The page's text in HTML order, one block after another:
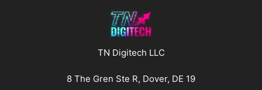
TN Digitech LLC
8 The Gren Ste R, Dover, DE 19